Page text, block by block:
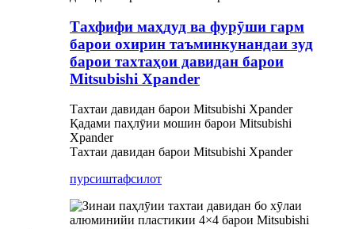
Тахфифи маҳдуд ва фурӯши гарм
барои охирин таъминкунандаи зуд
барои тахтаҳои давидан барои
Mitsubishi Xpander
Тахтаи давидан барои Mitsubishi Xpander
Қадами паҳлӯии мошин барои Mitsubishi
Xpander
Тахтаи давидан барои Mitsubishi Xpander
пурсиштафсилот